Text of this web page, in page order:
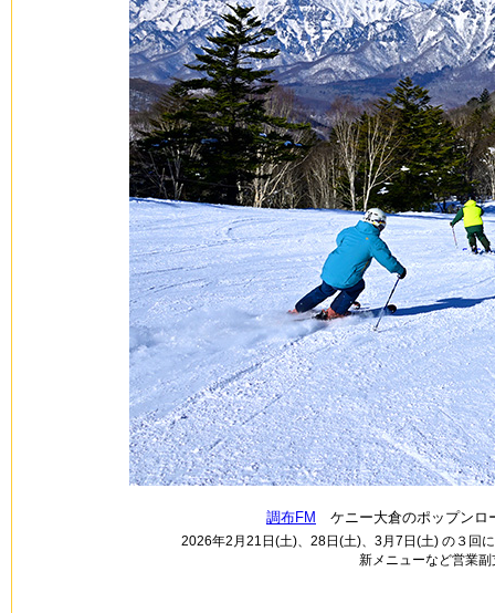
調布FM ケニー大倉のポップンロ
2026年2月21日(土)、28日(土)、3月7日(土) の３回
新メニューなど営業